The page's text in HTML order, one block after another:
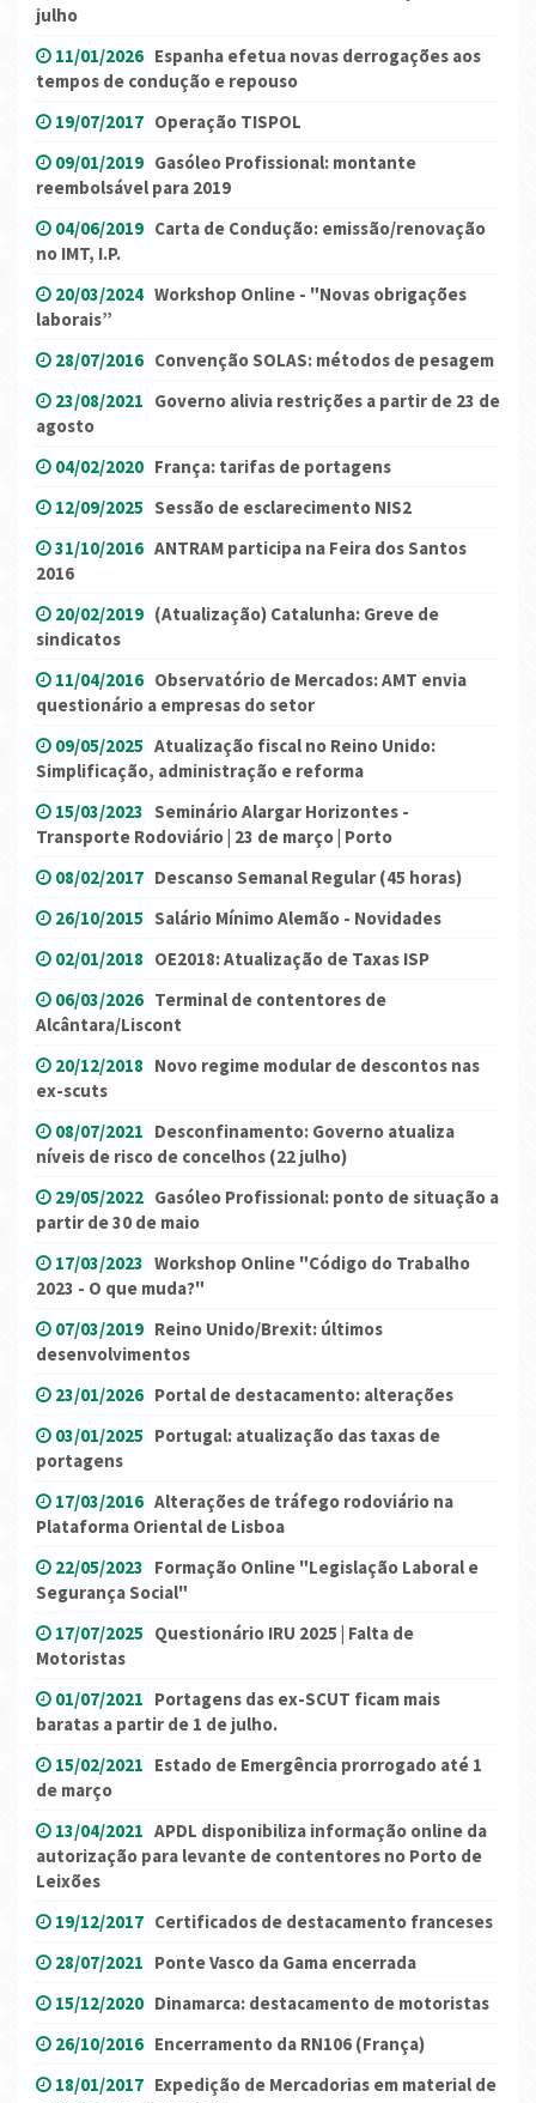
julho
11/01/2026 Espanha efetua novas derrogações aos
tempos de condução e repouso
19/07/2017 Operação TISPOL
09/01/2019 Gasóleo Profissional: montante
reembolsável para 2019
04/06/2019 Carta de Condução: emissão/renovação
no IMT, I.P.
20/03/2024 Workshop Online - "Novas obrigações
laborais”
28/07/2016 Convenção SOLAS: métodos de pesagem
23/08/2021 Governo alivia restrições a partir de 23 de
agosto
04/02/2020 França: tarifas de portagens
12/09/2025 Sessão de esclarecimento NIS2
31/10/2016 ANTRAM participa na Feira dos Santos
2016
20/02/2019 (Atualização) Catalunha: Greve de
sindicatos
11/04/2016 Observatório de Mercados: AMT envia
questionário a empresas do setor
09/05/2025 Atualização fiscal no Reino Unido:
Simplificação, administração e reforma
15/03/2023 Seminário Alargar Horizontes -
Transporte Rodoviário | 23 de março | Porto
08/02/2017 Descanso Semanal Regular (45 horas)
26/10/2015 Salário Mínimo Alemão - Novidades
02/01/2018 OE2018: Atualização de Taxas ISP
06/03/2026 Terminal de contentores de
Alcântara/Liscont
20/12/2018 Novo regime modular de descontos nas
ex-scuts
08/07/2021 Desconfinamento: Governo atualiza
níveis de risco de concelhos (22 julho)
29/05/2022 Gasóleo Profissional: ponto de situação a
partir de 30 de maio
17/03/2023 Workshop Online "Código do Trabalho
2023 - O que muda?"
07/03/2019 Reino Unido/Brexit: últimos
desenvolvimentos
23/01/2026 Portal de destacamento: alterações
03/01/2025 Portugal: atualização das taxas de
portagens
17/03/2016 Alterações de tráfego rodoviário na
Plataforma Oriental de Lisboa
22/05/2023 Formação Online "Legislação Laboral e
Segurança Social"
17/07/2025 Questionário IRU 2025 | Falta de
Motoristas
01/07/2021 Portagens das ex-SCUT ficam mais
baratas a partir de 1 de julho.
15/02/2021 Estado de Emergência prorrogado até 1
de março
13/04/2021 APDL disponibiliza informação online da
autorização para levante de contentores no Porto de
Leixões
19/12/2017 Certificados de destacamento franceses
28/07/2021 Ponte Vasco da Gama encerrada
15/12/2020 Dinamarca: destacamento de motoristas
26/10/2016 Encerramento da RN106 (França)
18/01/2017 Expedição de Mercadorias em material de